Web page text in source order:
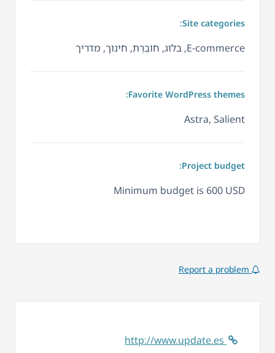
Site categories:
E-commerce, בלוג, חוֹבֶרֶת, חינוך, מדריך
Favorite WordPress themes:
Astra, Salient
Project budget:
Minimum budget is 600 USD